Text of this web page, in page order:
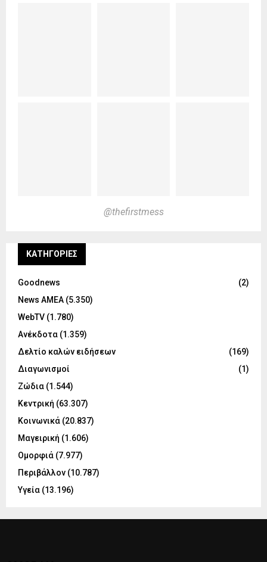
@thefirstmess
KΑΤΗΓΟΡΊΕΣ
Goodnews
(2)
News ΑΜΕΑ (5.350)
WebTV (1.780)
Ανέκδοτα (1.359)
Δελτίο καλών ειδήσεων
(169)
Διαγωνισμοί
(1)
Ζώδια (1.544)
Κεντρική (63.307)
Κοινωνικά (20.837)
Μαγειρική (1.606)
Ομορφιά (7.977)
Περιβάλλον (10.787)
Υγεία (13.196)